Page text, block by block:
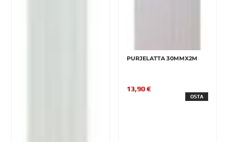
PURJELATTA 30MMX2M
13,90 €
OSTA